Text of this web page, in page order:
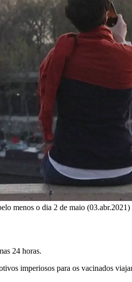
menos o dia 2 de maio (03.abr.2021)
24 horas.
imperiosos para os vacinados